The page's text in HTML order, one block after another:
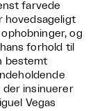
farvede
hovedsageligt
og
forhold til
bestemt
der insinuerer
Vegas